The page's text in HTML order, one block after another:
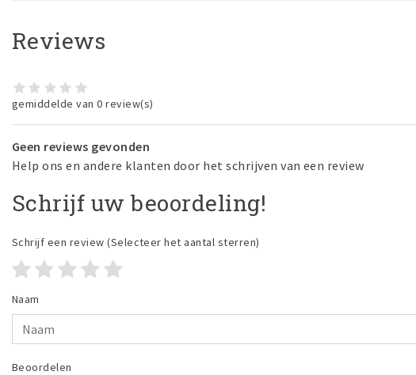
Reviews
gemiddelde van 0 review(s)
Geen reviews gevonden
Help ons en andere klanten door het schrijven van een review
Schrijf uw beoordeling!
Schrijf een review (Selecteer het aantal sterren)
Naam
Beoordelen